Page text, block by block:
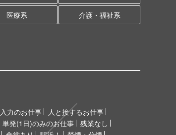
医療系 介護・福祉系
力のお仕事
人と接するお仕事
単発(1日)のみのお仕事
残業なし